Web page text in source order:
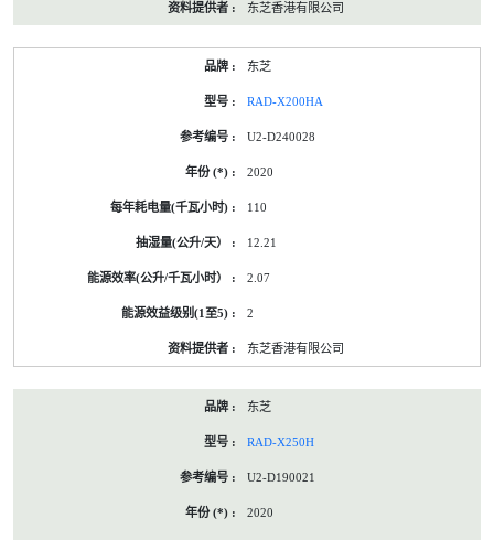
东芝香港有限公司
东芝
RAD-X200HA
U2-D240028
2020
110
12.21
2.07
2
东芝香港有限公司
东芝
RAD-X250H
U2-D190021
2020